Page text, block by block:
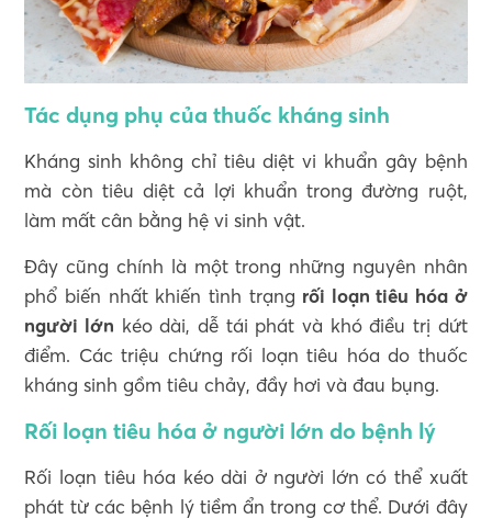
Tác dụng phụ của thuốc kháng sinh
Kháng sinh không chỉ tiêu diệt vi khuẩn gây bệnh
mà còn tiêu diệt cả lợi khuẩn trong đường ruột,
làm mất cân bằng hệ vi sinh vật.
Đây cũng chính là một trong những nguyên nhân
phổ biến nhất khiến tình trạng rối loạn tiêu hóa ở
người lớn kéo dài, dễ tái phát và khó điều trị dứt
điểm. Các triệu chứng rối loạn tiêu hóa do thuốc
kháng sinh gồm tiêu chảy, đầy hơi và đau bụng.
Rối loạn tiêu hóa ở người lớn do bệnh lý
Rối loạn tiêu hóa kéo dài ở người lớn có thể xuất
phát từ các bệnh lý tiềm ẩn trong cơ thể. Dưới đây